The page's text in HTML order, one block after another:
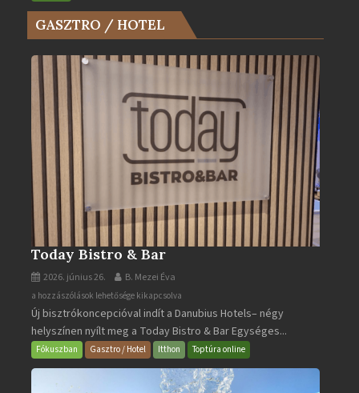
az
Év
bejegyzéshez
GASZTRO / HOTEL
Today Bistro & Bar
2026. június 26. B. Mezei Éva
Today
Bistro
&
Bar
bejegyzéshez
a hozzászólások lehetősége kikapcsolva
Új bisztrókoncepcióval indít a Danubius Hotels– négy
helyszínen nyílt meg a Today Bistro & Bar Egységes...
Fókuszban Gasztro / Hotel Itthon Toptúra online